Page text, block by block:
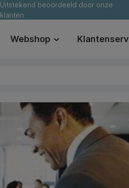
Uitstekend beoordeeld door onze
klanten
Webshop